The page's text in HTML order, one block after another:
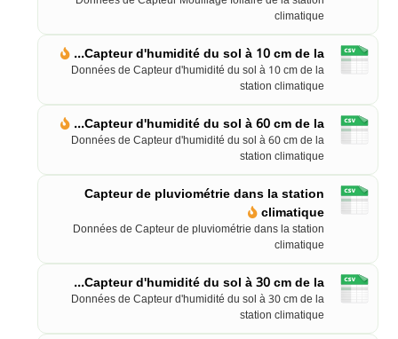
climatique
Capteur d'humidité du sol à 10 cm de la...
Données de Capteur d'humidité du sol à 10 cm de la
station climatique
Capteur d'humidité du sol à 60 cm de la...
Données de Capteur d'humidité du sol à 60 cm de la
station climatique
Capteur de pluviométrie dans la station
climatique
Données de Capteur de pluviométrie dans la station
climatique
Capteur d'humidité du sol à 30 cm de la...
Données de Capteur d'humidité du sol à 30 cm de la
station climatique